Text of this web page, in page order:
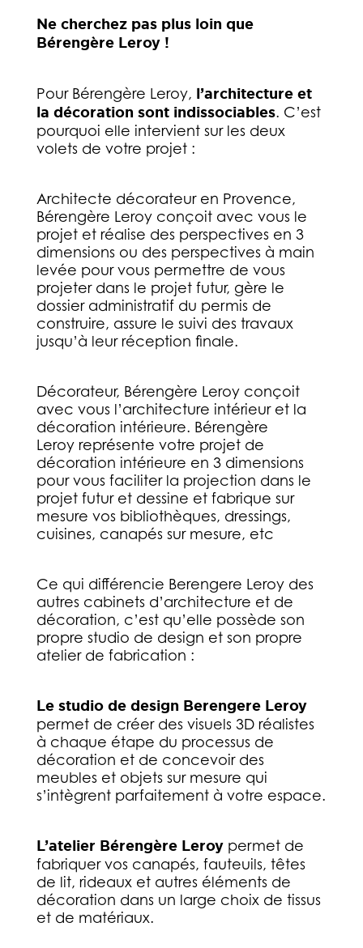
Ne cherchez pas plus loin que
Bérengère Leroy !
Pour Bérengère Leroy, l’architecture et
la décoration sont indissociables. C’est
pourquoi elle intervient sur les deux
volets de votre projet :
Architecte décorateur en Provence,
Bérengère Leroy conçoit avec vous le
projet et réalise des perspectives en 3
dimensions ou des perspectives à main
levée pour vous permettre de vous
projeter dans le projet futur, gère le
dossier administratif du permis de
construire, assure le suivi des travaux
jusqu’à leur réception finale.
Décorateur, Bérengère Leroy conçoit
avec vous l’architecture intérieur et la
décoration intérieure. Bérengère
Leroy représente votre projet de
décoration intérieure en 3 dimensions
pour vous faciliter la projection dans le
projet futur et dessine et fabrique sur
mesure vos bibliothèques, dressings,
cuisines, canapés sur mesure, etc
Ce qui différencie Berengere Leroy des
autres cabinets d’architecture et de
décoration, c’est qu’elle possède son
propre studio de design et son propre
atelier de fabrication :
Le studio de design Berengere Leroy
permet de créer des visuels 3D réalistes
à chaque étape du processus de
décoration et de concevoir des
meubles et objets sur mesure qui
s’intègrent parfaitement à votre espace.
L’atelier Bérengère Leroypermet de
fabriquer vos canapés, fauteuils, têtes
de lit, rideaux et autres éléments de
décoration dans un large choix de tissus
et de matériaux.